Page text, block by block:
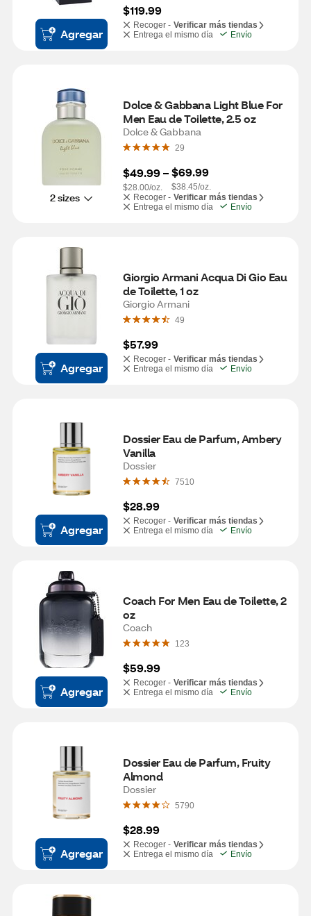
Agregar
$119.99
Recoger - Verificar más tiendas
Entrega el mismo día
Envío
2 sizes
Dolce & Gabbana Light Blue For
Men Eau de Toilette, 2.5 oz
Dolce & Gabbana
29
$49.99 –
$28.00/oz.
$69.99
$38.45/oz.
Recoger - Verificar más tiendas
Entrega el mismo día
Envío
Agregar
Giorgio Armani Acqua Di Gio Eau
de Toilette, 1 oz
Giorgio Armani
49
$57.99
Recoger - Verificar más tiendas
Entrega el mismo día
Envío
Agregar
Dossier Eau de Parfum, Ambery
Vanilla
Dossier
7510
$28.99
Recoger - Verificar más tiendas
Entrega el mismo día
Envío
Agregar
Coach For Men Eau de Toilette, 2
oz
Coach
123
$59.99
Recoger - Verificar más tiendas
Entrega el mismo día
Envío
Agregar
Dossier Eau de Parfum, Fruity
Almond
Dossier
5790
$28.99
Recoger - Verificar más tiendas
Entrega el mismo día
Envío